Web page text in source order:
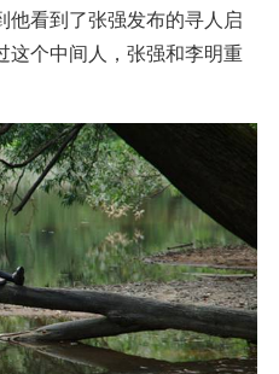
他看到了张强发布的寻人启
这个中间人，张强和李明重